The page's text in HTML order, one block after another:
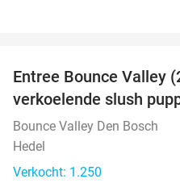
Entree Bounce Valley
verkoelende slush
Bounce Valley Den Bosch
Hedel
Verkocht: 1.250